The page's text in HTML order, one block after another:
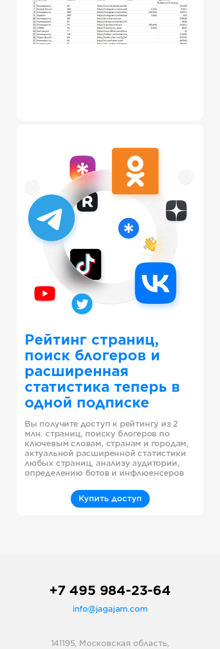
Рейтинг страниц,
поиск блогеров и
расширенная
статистика теперь в
одной подписке
Вы получите доступ к рейтингу из 2
млн. страниц, поиску блогеров по
ключевым словам, странам и городам,
актуальной расширенной статистики
любых страниц, анализу аудитории,
определению ботов и инфлюенсеров
Купить доступ
+7 495 984-23-64
info@jagajam.com
141195, Московская область,